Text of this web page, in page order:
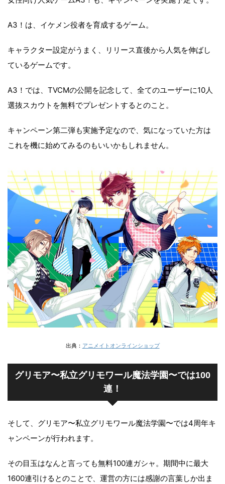
A3！は、イケメン役者を育成するゲーム。
キャラクター設定がうまく、リリース直後から人気を伸ばし
ているゲームです。
A3！では、TVCMの公開を記念して、全てのユーザーに10人
選抜スカウトを無料でプレゼントするとのこと。
キャンペーン第二弾も実施予定なので、気になっていた方は
これを機に始めてみるのもいいかもしれません。
出典： アニメイトオンラインショップ
グリモア〜私立グリモワール魔法学園〜では100
連！
そして、グリモア〜私立グリモワール魔法学園〜では4周年キ
ャンペーンが行われます。
その目玉はなんと言っても無料100連ガシャ。期間中に最大
1600連引けるとのことで、運営の方には感謝の言葉しか出ま